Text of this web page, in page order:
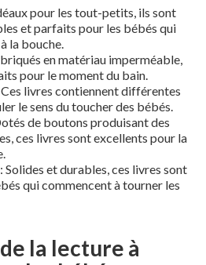
pour les tout-petits, ils sont
et parfaits pour les bébés qui
la bouche.
en matériau imperméable,
pour le moment du bain.
Ces livres contiennent différentes
le sens du toucher des bébés.
de boutons produisant des
ces livres sont excellents pour la
: Solides et durables, ces livres sont
qui commencent à tourner les
la lecture à